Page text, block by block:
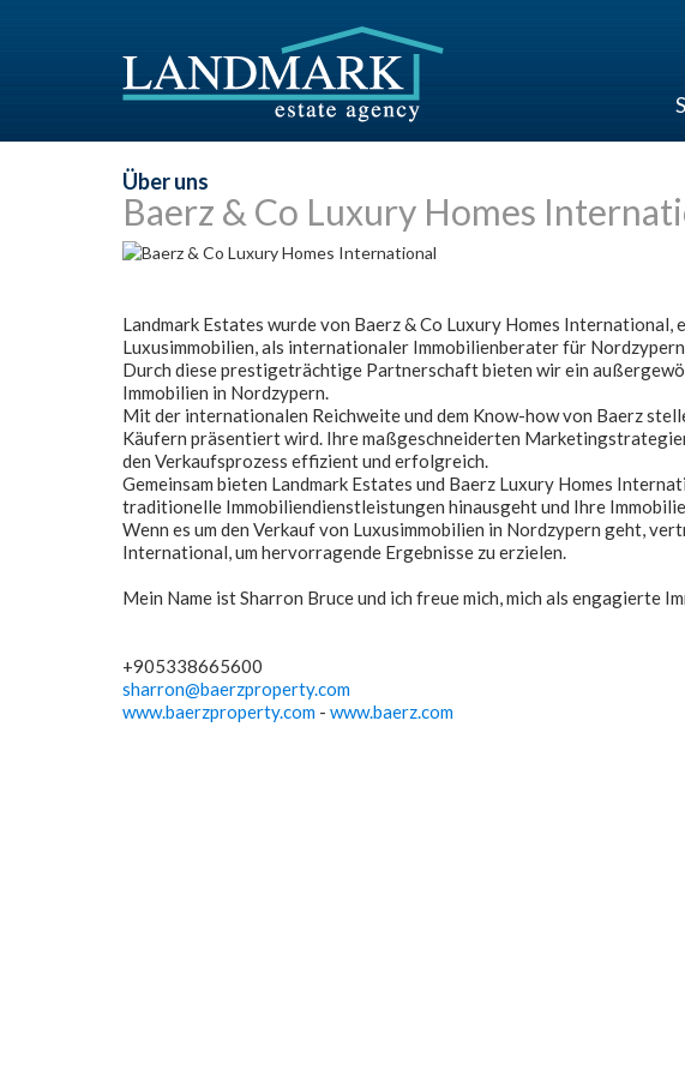
Über uns
Baerz & Co Luxury Homes
Landmark Estates wurde von Baerz & Co Luxury Homes
Luxusimmobilien, als internationaler Immobilienberater für
Durch diese prestigeträchtige Partnerschaft bieten wir ein
Immobilien in Nordzypern.
Mit der internationalen Reichweite und dem Know-how von Baerz
Käufern präsentiert wird. Ihre maßgeschneiderten
den Verkaufsprozess effizient und erfolgreich.
Gemeinsam bieten Landmark Estates und Baerz Luxury Homes
traditionelle Immobiliendienstleistungen hinausgeht und Ihre
Wenn es um den Verkauf von Luxusimmobilien in Nordzypern geht,
International, um hervorragende Ergebnisse zu erzielen.
Mein Name ist Sharron Bruce und ich freue mich, mich als engagierte
+905338665600
sharron@baerzproperty.com
www.baerzproperty.com - www.baerz.com